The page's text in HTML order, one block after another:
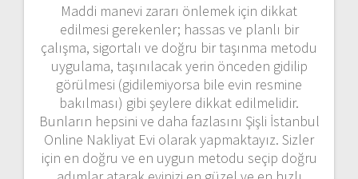
Maddi manevi zararı önlemek için dikkat
edilmesi gerekenler; hassas ve planlı bir
çalışma, sigortalı ve doğru bir taşınma metodu
uygulama, taşınılacak yerin önceden gidilip
görülmesi (gidilemiyorsa bile evin resmine
bakılması) gibi şeylere dikkat edilmelidir.
Bunların hepsini ve daha fazlasını Şişli İstanbul
Online Nakliyat Evi olarak yapmaktayız. Sizler
için en doğru ve en uygun metodu seçip doğru